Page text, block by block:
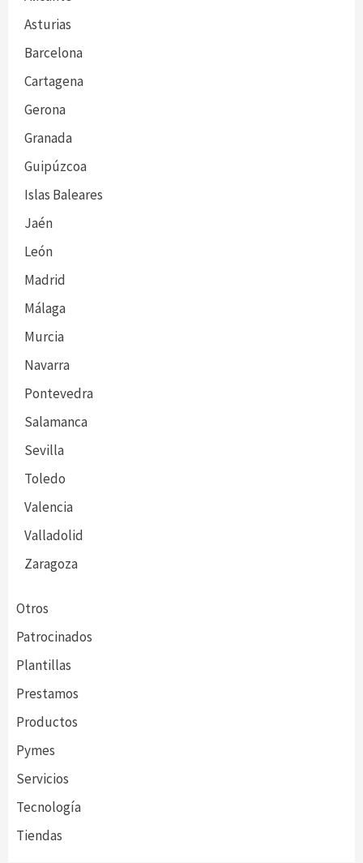
Asturias
Barcelona
Cartagena
Gerona
Granada
Guipúzcoa
Islas Baleares
Jaén
León
Madrid
Málaga
Murcia
Navarra
Pontevedra
Salamanca
Sevilla
Toledo
Valencia
Valladolid
Zaragoza
Otros
Patrocinados
Plantillas
Prestamos
Productos
Pymes
Servicios
Tecnología
Tiendas